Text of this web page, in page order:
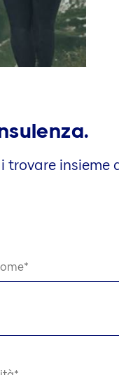
insieme